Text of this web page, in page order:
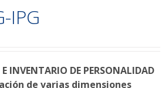
IPG
E INVENTARIO DE PERSONALIDAD
de varias dimensiones